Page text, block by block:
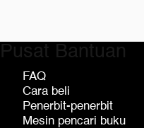
Pusat Bantuan
FAQ
Cara beli
Penerbit-penerbit
Mesin pencari buku